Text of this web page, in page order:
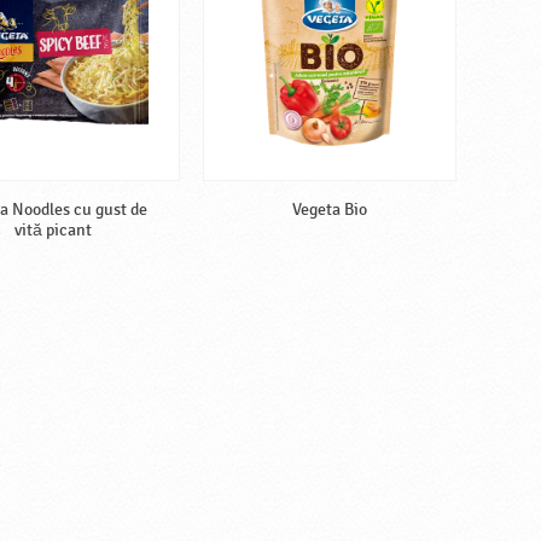
Noodles cu gust de
vită picant
Vegeta Bio